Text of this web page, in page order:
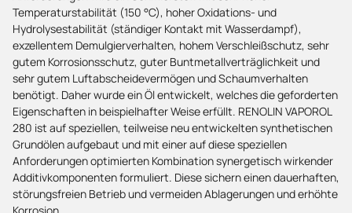
Temperaturstabilität (150 °C), hoher Oxidations- und
Hydrolysestabilität (ständiger Kontakt mit Wasserdampf),
exzellentem Demulgierverhalten, hohem Verschleißschutz, sehr
gutem Korrosionsschutz, guter Buntmetallverträglichkeit und
sehr gutem Luftabscheidevermögen und Schaumverhalten
benötigt. Daher wurde ein Öl entwickelt, welches die geforderten
Eigenschaften in beispielhafter Weise erfüllt. RENOLIN VAPOROL
280 ist auf speziellen, teilweise neu entwickelten synthetischen
Grundölen aufgebaut und mit einer auf diese speziellen
Anforderungen optimierten Kombination synergetisch wirkender
Additivkomponenten formuliert. Diese sichern einen dauerhaften,
störungsfreien Betrieb und vermeiden Ablagerungen und erhöhte
Korrosion.